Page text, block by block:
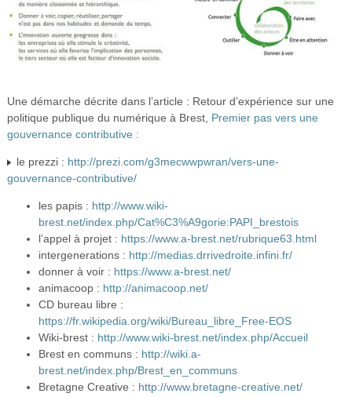
Une démarche décrite dans l’article : Retour d’expérience sur une
politique publique du numérique à Brest, Premier pas vers une
gouvernance contributive :
le prezzi : http://prezi.com/g3mecwwpwran/vers-une-
gouvernance-contributive/
les papis : http://www.wiki-
brest.net/index.php/Cat%C3%A9gorie:PAPI_brestois
l’appel à projet : https://www.a-brest.net/rubrique63.html
intergenerations : http://medias.drrivedroite.infini.fr/
donner à voir : https://www.a-brest.net/
animacoop : http://animacoop.net/
CD bureau libre :
https://fr.wikipedia.org/wiki/Bureau_libre_Free-EOS
Wiki-brest : http://www.wiki-brest.net/index.php/Accueil
Brest en communs : http://wiki.a-
brest.net/index.php/Brest_en_communs
Bretagne Creative : http://www.bretagne-creative.net/